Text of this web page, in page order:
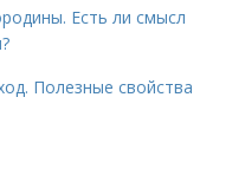
Есть ли смысл
Полезные свойства